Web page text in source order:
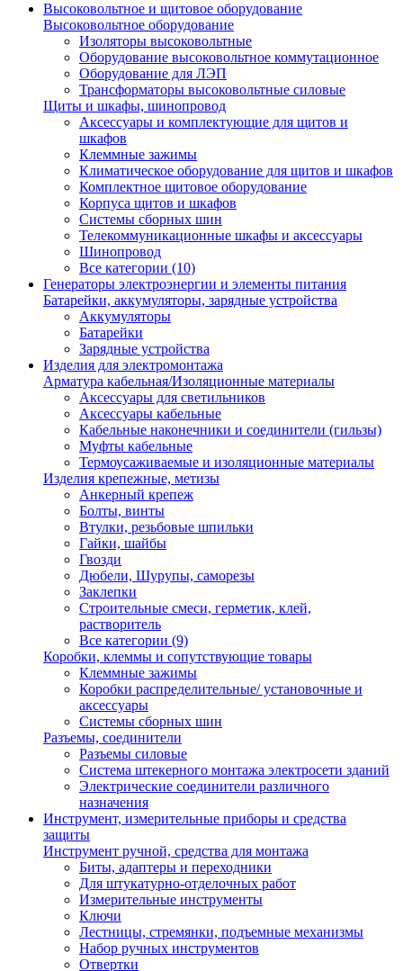
Высоковольтное и щитовое оборудование
Высоковольтное оборудование
Изоляторы высоковольтные
Оборудование высоковольтное коммутационное
Оборудование для ЛЭП
Трансформаторы высоковольтные силовые
Щиты и шкафы, шинопровод
Аксессуары и комплектующие для щитов и
шкафов
Клеммные зажимы
Климатическое оборудование для щитов и шкафов
Комплектное щитовое оборудование
Корпуса щитов и шкафов
Системы сборных шин
Телекоммуникационные шкафы и аксессуары
Шинопровод
Все категории (10)
Генераторы электроэнергии и элементы питания
Батарейки, аккумуляторы, зарядные устройства
Аккумуляторы
Батарейки
Зарядные устройства
Изделия для электромонтажа
Арматура кабельная/Изоляционные материалы
Аксессуары для светильников
Аксессуары кабельные
Кабельные наконечники и соединители (гильзы)
Муфты кабельные
Термоусаживаемые и изоляционные материалы
Изделия крепежные, метизы
Анкерный крепеж
Болты, винты
Втулки, резьбовые шпильки
Гайки, шайбы
Гвозди
Дюбели, Шурупы, саморезы
Заклепки
Строительные смеси, герметик, клей,
растворитель
Все категории (9)
Коробки, клеммы и сопутствующие товары
Клеммные зажимы
Коробки распределительные/ установочные и
аксессуары
Системы сборных шин
Разъемы, соединители
Разъемы силовые
Система штекерного монтажа электросети зданий
Электрические соединители различного
назначения
Инструмент, измерительные приборы и средства
защиты
Инструмент ручной, средства для монтажа
Биты, адаптеры и переходники
Для штукатурно-отделочных работ
Измерительные инструменты
Ключи
Лестницы, стремянки, подъемные механизмы
Набор ручных инструментов
Отвертки